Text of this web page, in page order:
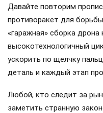
Давайте повторим
противоракет для
«гаражная» сборка
высокотехнологичный
ускорить по щелчку
деталь и каждый этап
Любой, кто следит за
заметить странную